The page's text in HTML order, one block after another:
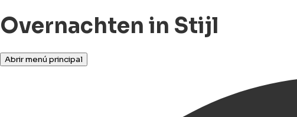
Overnachten in Stijl
Abrir menú principal